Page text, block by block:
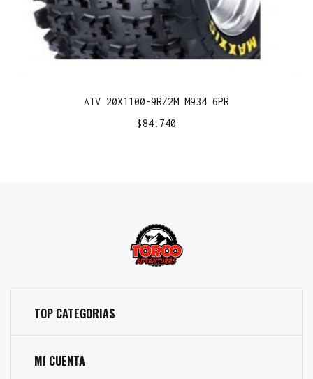
ATV 20X1100-9RZ2M M934 6PR
$84.740
TOP CATEGORIAS
MI CUENTA